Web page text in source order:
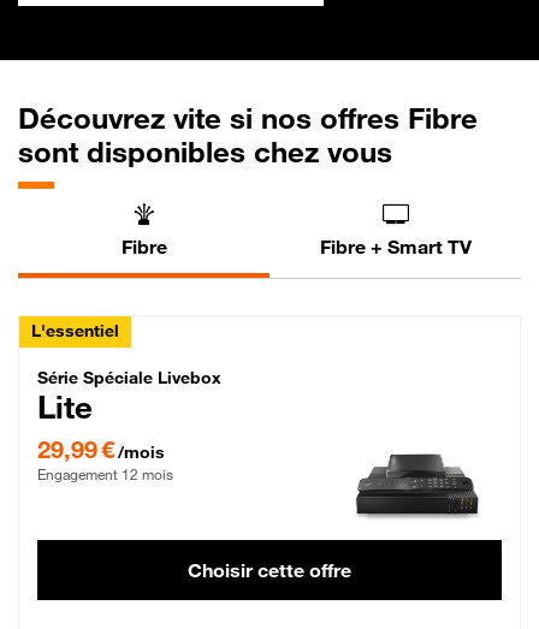
Découvrez vite si nos offres Fibre
sont disponibles chez vous
Fibre Fibre + Smart TV
L'essentiel
Série Spéciale Livebox Lite Fibre
Série Spéciale Livebox
Lite
29,99 €/mois
Engagement 12 mois
Choisir cette offre